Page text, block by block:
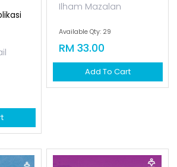
Ilham Mazalan
Available Qty: 29
RM 33.00
Add To Cart